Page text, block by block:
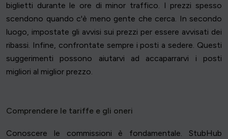
biglietti durante le ore di minor traffico. I prezzi spesso
scendono quando c'è meno gente che cerca. In secondo
luogo, impostate gli avvisi sui prezzi per essere avvisati dei
ribassi. Infine, confrontate sempre i posti a sedere. Questi
suggerimenti possono aiutarvi ad accaparrarvi i posti
migliori al miglior prezzo.
Comprendere le tariffe e gli oneri
Conoscere le commissioni è fondamentale. StubHub